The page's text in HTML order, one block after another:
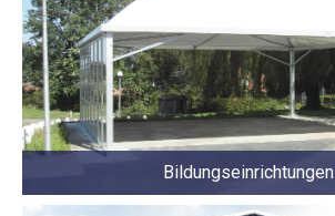
Bildungseinrichtungen